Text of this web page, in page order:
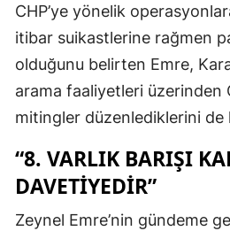
CHP’ye yönelik
itibar suikastlerine rağmen
olduğunu belirten Emre,
arama faaliyetleri üzerinden
mitingler düzenlediklerini de
“8. VARLIK BARIŞI
DAVETIYEDIR”
Zeynel Emre’nin gündeme